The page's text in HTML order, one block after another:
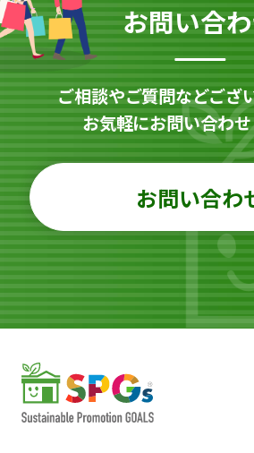
お問い合
ご相談やご質問などござ
お気軽にお問い合わ
お問い合わ